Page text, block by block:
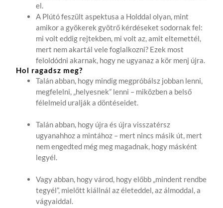
el.
A Plútó feszült aspektusa a Holddal olyan, mint
amikor a gyökerek gyötrő kérdéseket sodornak fel:
mi volt eddig rejtekben, mi volt az, amit eltemettél,
mert nem akartál vele foglalkozni? Ezek most
feloldódni akarnak, hogy ne ugyanaz a kör menj újra.
Hol ragadsz meg?
Talán abban, hogy mindig megpróbálsz jobban lenni,
megfelelni, „helyesnek” lenni – miközben a belső
félelmeid uralják a döntéseidet.
Talán abban, hogy újra és újra visszatérsz
ugyanahhoz a mintához – mert nincs másik út, mert
nem engedted még meg magadnak, hogy másként
legyél.
Vagy abban, hogy várod, hogy előbb „mindent rendbe
tegyél”, mielőtt kiállnál az életeddel, az álmoddal, a
vágyaiddal.